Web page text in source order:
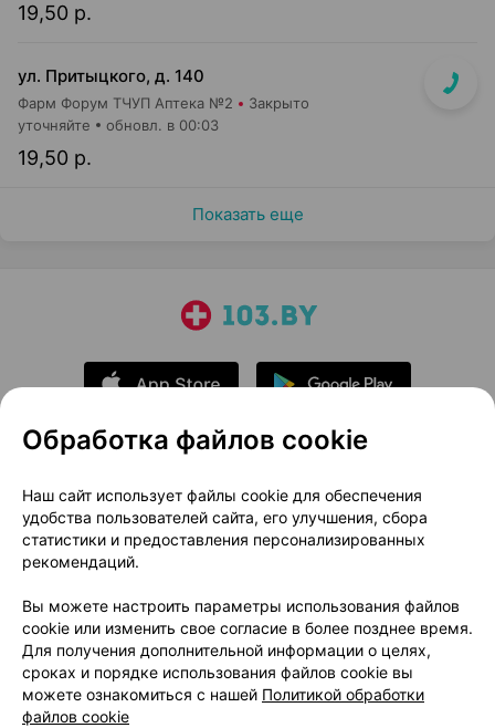
19,50 р.
ул. Притыцкого, д. 140
Фарм Форум ТЧУП Аптека №2 Закрыто
19,50 р.
уточняйте обновл. в 00:03
Показать еще
О проекте
Новости проекта
Размещение рекламы
Медицинский маркетинг
Публичный договор
Доставка
Способы оплаты
Вакансии
Партнеры
Написать руководителю 103.by
Написать в поддержку
Персональные настройки Cookie
Обработка файлов cookie
Наш сайт использует файлы cookie для обеспечения
удобства пользователей сайта, его улучшения, сбора
статистики и предоставления персонализированных
рекомендаций.
Вы можете настроить параметры использования файлов
cookie или изменить свое согласие в более позднее время.
Для получения дополнительной информации о целях,
сроках и порядке использования файлов cookie вы
можете ознакомиться с нашей Политикой обработки
файлов cookie